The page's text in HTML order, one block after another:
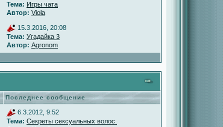
Тема: Игры чата
Автор: Viola
15.3.2016, 20:08
Тема: Угадайка 3
Автор: Agronom
Последнее сообщение
6.3.2012, 9:52
Тема: Секреты сексуальных волос.